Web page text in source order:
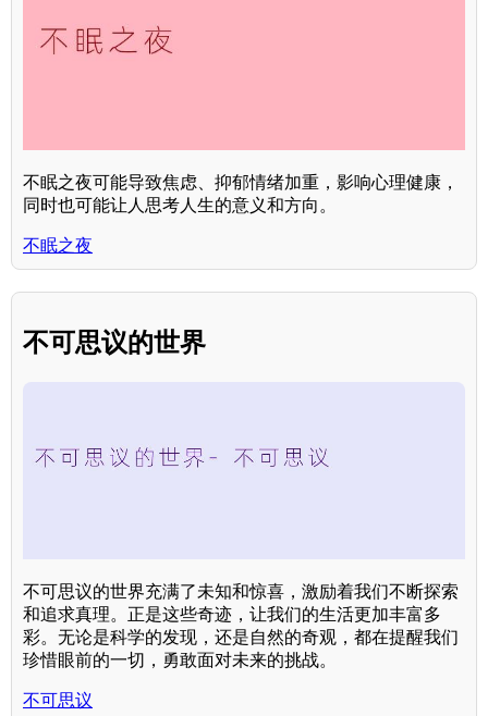
不眠之夜可能导致焦虑、抑郁情绪加重，影响心理健康，
同时也可能让人思考人生的意义和方向。
不眠之夜
不可思议的世界
不可思议的世界充满了未知和惊喜，激励着我们不断探索
和追求真理。正是这些奇迹，让我们的生活更加丰富多
彩。无论是科学的发现，还是自然的奇观，都在提醒我们
珍惜眼前的一切，勇敢面对未来的挑战。
不可思议